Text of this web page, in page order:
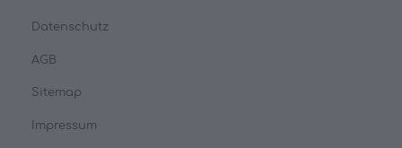
Datenschutz
AGB
Sitemap
Impressum